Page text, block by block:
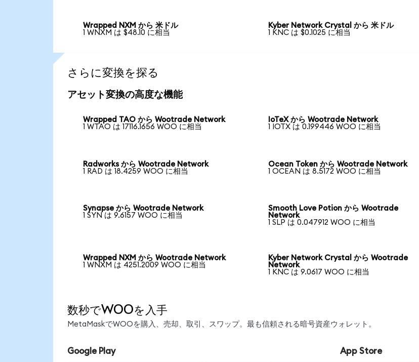
Wrapped NXM から 米ドル
1 WNXM は $48.10 に相当
Kyber Network Crystal から 米ドル
1 KNC は $0.1025 に相当
さらに変換を探る
アセット変換の高度な機能
Wrapped TAO から Wootrade Network
1 WTAO は 17116.1656 WOO に相当
IoTeX から Wootrade Network
1 IOTX は 0.199446 WOO に相当
Radworks から Wootrade Network
1 RAD は 18.4259 WOO に相当
Ocean Token から Wootrade Network
1 OCEAN は 8.5172 WOO に相当
Synapse から Wootrade Network
1 SYN は 9.6157 WOO に相当
Smooth Love Potion から Wootrade
Network
1 SLP は 0.047912 WOO に相当
Wrapped NXM から Wootrade Network
1 WNXM は 4251.2009 WOO に相当
Kyber Network Crystal から Wootrade
Network
1 KNC は 9.0617 WOO に相当
数秒でWOOを入手
MetaMaskでWOOを購入、売却、取引、スワップ。最も信頼される暗号資産ウォレット。
Google Play App Store